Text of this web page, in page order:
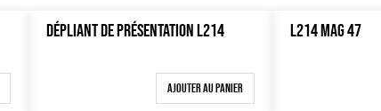
DÉPLIANT DE PRÉSENTATION L214
Ajouter au panier
L214 MAG 47